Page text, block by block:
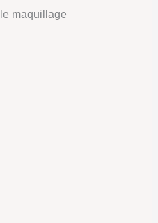
maquillage